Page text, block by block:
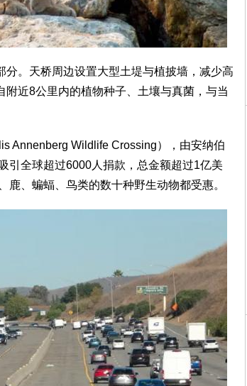
。天桥周边设置大型土堤与植披墙，减少高
近8公里内的植物种子、土壤与真菌，与当
Annenberg Wildlife Crossing），由安纳伯
引全球超过6000人捐款，总金额超过1亿美
、蝙蝠、鸟类的数十种野生动物都受惠。